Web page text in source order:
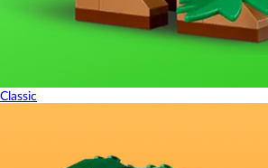
Classic